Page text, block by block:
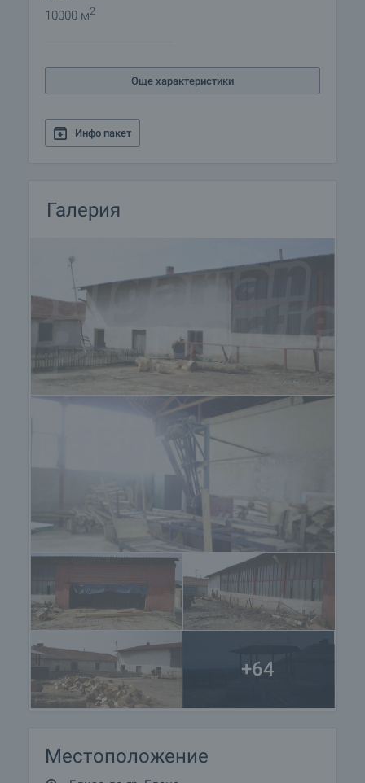
10000 м2
Още характеристики
Инфо пакет
Галерия
+64
Местоположение